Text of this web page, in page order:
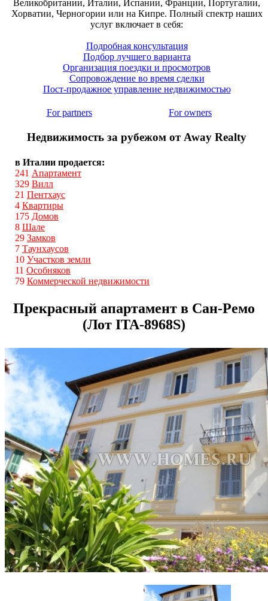
Великобритании, Италии, Испании, Франции, Португалии,
Хорватии, Черногории или на Кипре. Полный спектр наших
услуг включает в себя:
Подробная консультация
Подбор лучшего варианта
Организация поездки и просмотров
Сопровождение во время сделки
Пост-продажное управление недвижимостью
For partners For owners
Недвижимость за рубежом от Away Realty
в Италии продается:
241 Апартамент
329 Вилл
21 Пентхаус
4 Квартиры
175 Домов
8 Шале
29 Замков
7 Таунхаусов
10 Участков земли
11 Особняков
79 Коммерческой недвижимости
Прекрасный апартамент в Сан-Ремо
(Лот ITA-8968S)